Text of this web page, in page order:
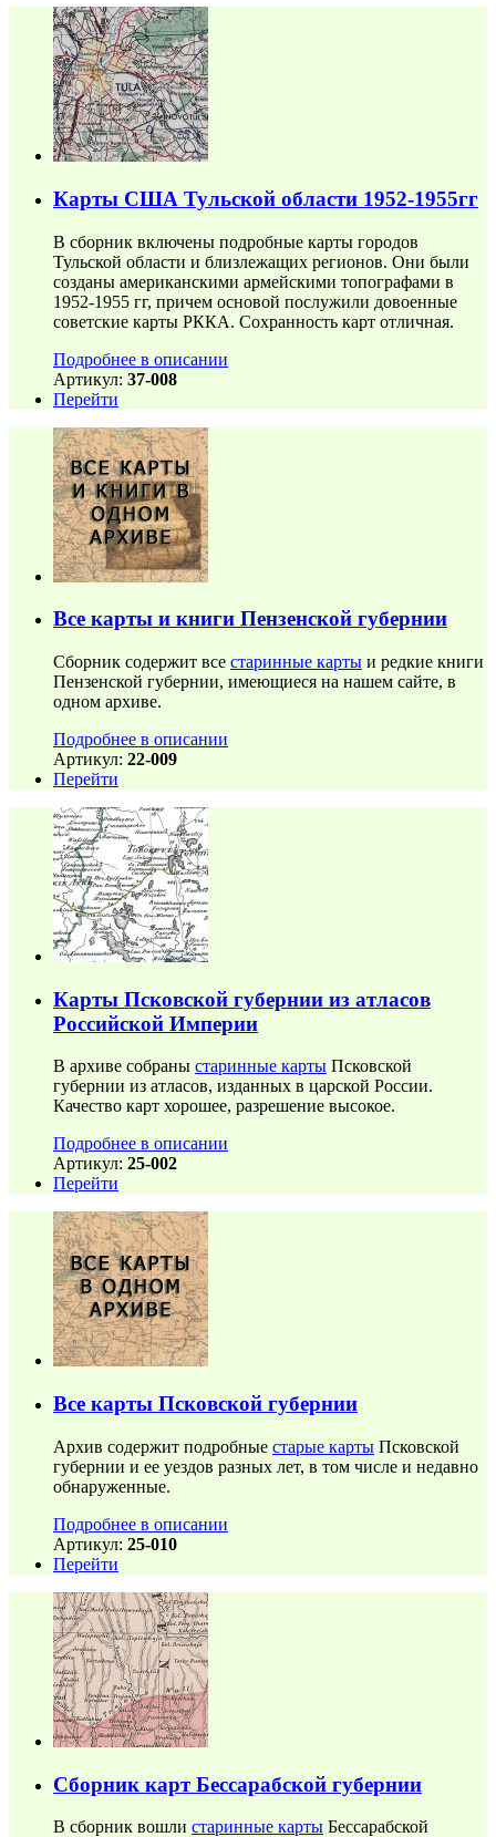
Карты США Тульской области 1952-1955гг
В сборник включены подробные карты городов
Тульской области и близлежащих регионов. Они были
созданы американскими армейскими топографами в
1952-1955 гг, причем основой послужили довоенные
советские карты РККА. Сохранность карт отличная.
Подробнее в описании
Артикул: 37-008
Перейти
Все карты и книги Пензенской губернии
Сборник содержит все старинные карты и редкие книги
Пензенской губернии, имеющиеся на нашем сайте, в
одном архиве.
Подробнее в описании
Артикул: 22-009
Перейти
Карты Псковской губернии из атласов
Российской Империи
В архиве собраны старинные карты Псковской
губернии из атласов, изданных в царской России.
Качество карт хорошее, разрешение высокое.
Подробнее в описании
Артикул: 25-002
Перейти
Все карты Псковской губернии
Архив содержит подробные старые карты Псковской
губернии и ее уездов разных лет, в том числе и недавно
обнаруженные.
Подробнее в описании
Артикул: 25-010
Перейти
Сборник карт Бессарабской губернии
В сборник вошли старинные карты Бессарабской